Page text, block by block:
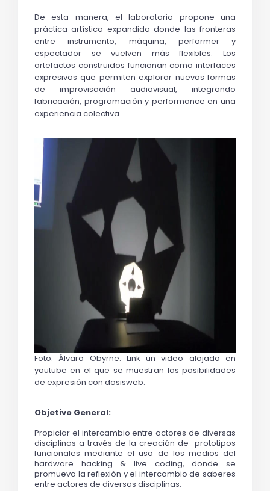
De esta manera, el laboratorio propone una
práctica artística expandida donde las fronteras
entre instrumento, máquina, performer y
espectador se vuelven más flexibles. Los
artefactos construidos funcionan como interfaces
expresivas que permiten explorar nuevas formas
de improvisación audiovisual, integrando
fabricación, programación y performance en una
experiencia colectiva.
Foto: Álvaro Obyrne. Link un video alojado en
youtube en el que se muestran las posibilidades
de expresión con dosisweb.
Objetivo General:
Propiciar el intercambio entre actores de diversas
disciplinas a través de la creación de  prototipos
funcionales mediante el uso de los medios del
hardware hacking & live coding, donde se
promueva la reflexión y el intercambio de saberes
entre actores de diversas disciplinas.